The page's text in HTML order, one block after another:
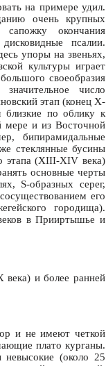
на примере удил.
очень крупных
окончания
псалии.
упоры на звеньях,
культуры играет
своеобразия
число
этап (конец X-
близкие по облику к
мере и из Восточной
бипирамидальные
стеклянные бусины
этапа (XIII-XIV века)
основные черты
S-образных серег,
его
городища).
в Прииртышье и
века) и более ранней
и не имеют четкой
плато курганы.
невысокие (около 25